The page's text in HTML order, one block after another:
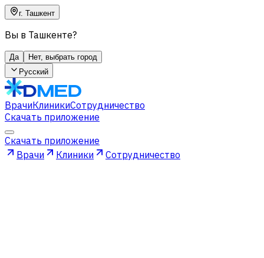
г. Ташкент
Вы в Ташкенте?
Да
Нет, выбрать город
Русский
ВрачиКлиникиСотрудничество
Скачать приложение
Скачать приложение
Врачи
Клиники Сотрудничество